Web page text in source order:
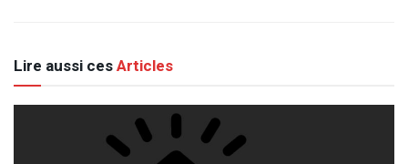
Lire aussi cesArticles